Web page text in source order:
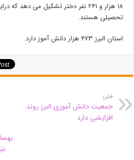
۱۸ هزار و ۲۴۱ نفر دختر تشکیل می دهد
تحصیلی هستند.
استان البرز ۴۷۳ هزار دانش آموز دارد.
قبلی
جمعیت دانش آموزی البرز روند
افزایشی دارد